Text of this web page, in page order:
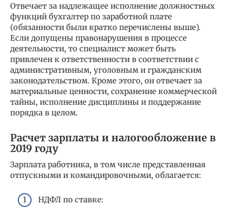
Отвечает за надлежащее исполнение должностных
функций бухгалтер по заработной плате
(обязанности были кратко перечислены выше).
Если допущены правонарушения в процессе
деятельности, то специалист может быть
привлечен к ответственности в соответствии с
административным, уголовным и гражданским
законодательством. Кроме этого, он отвечает за
материальные ценности, сохранение коммерческой
тайны, исполнение дисциплины и поддержание
порядка в целом.
Расчет зарплаты и налогообложение в
2019 году
Зарплата работника, в том числе представленная
отпускными и командировочными, облагается:
НДФЛ по ставке: